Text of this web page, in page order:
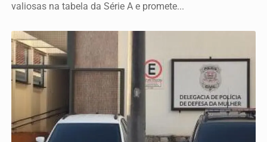
valiosas na tabela da Série A e promete...